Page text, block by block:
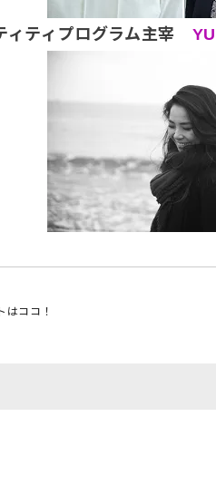
ィティプログラム主宰
はココ！